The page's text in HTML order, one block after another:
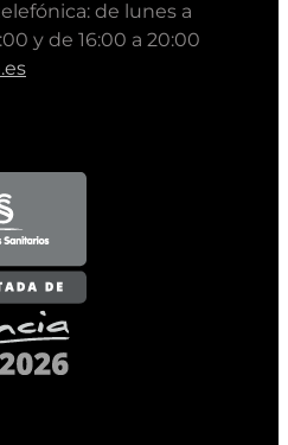
de lunes a
y de 16:00 a 20:00